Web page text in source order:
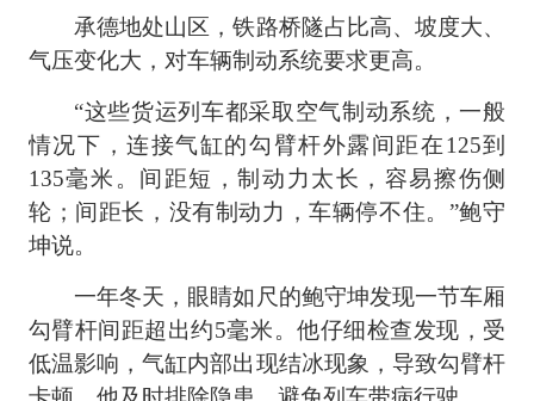
承德地处山区，铁路桥隧占比高、坡度大、
气压变化大，对车辆制动系统要求更高。
“这些货运列车都采取空气制动系统，一般
情况下，连接气缸的勾臂杆外露间距在125到
135毫米。间距短，制动力太长，容易擦伤侧
轮；间距长，没有制动力，车辆停不住。”鲍守
坤说。
一年冬天，眼睛如尺的鲍守坤发现一节车厢
勾臂杆间距超出约5毫米。他仔细检查发现，受
低温影响，气缸内部出现结冰现象，导致勾臂杆